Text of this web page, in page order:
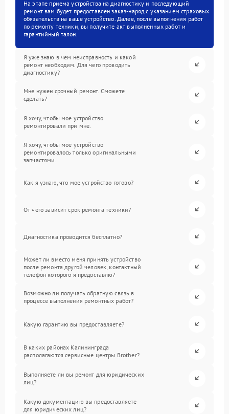
На этапе приема устройства на диагностику и последующий
ремонт вам будет предоставлен заказ-наряд с указанием страховых
обязательств на ваше устройство. Далее, после выполнения работ
по ремонту техники, вы получите акт выполненных работ и
гарантийный талон.
Я уже знаю в чем неисправность и какой
ремонт необходим. Для чего проводить
диагностику?
Мне нужен срочный ремонт. Сможете
сделать?
Я хочу, чтобы мое устройство
ремонтировали при мне.
Я хочу, чтобы мое устройство
ремонтировалось только оригинальными
запчастями.
Как я узнаю, что мое устройство готово?
От чего зависит срок ремонта техники?
Диагностика проводится бесплатно?
Может ли вместо меня принять устройство
после ремонта другой человек, контактный
телефон которого я предоставлю?
Возможно ли получать обратную связь в
процессе выполнения ремонтных работ?
Какую гарантию вы предоставляете?
В каких районах Калининграда
располагаются сервисные центры Brother?
Выполняете ли вы ремонт для юридических
лиц?
Какую документацию вы предоставляете
для юридических лиц?